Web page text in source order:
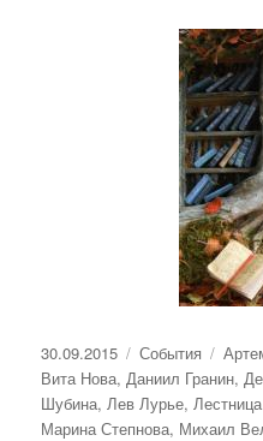
Опубликовано
30.09.2015 Рубрики
События
Вита Нова,Даниил Гранин,
Шубина,Лев Лурье,
Марина Степнова, Михаил